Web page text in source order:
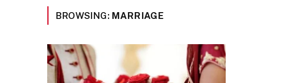
BROWSING: MARRIAGE